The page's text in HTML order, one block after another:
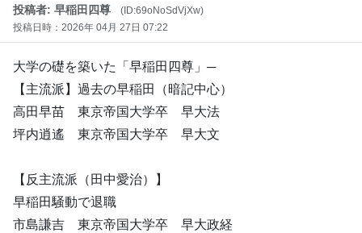
投稿者: 早稲田四尊
(ID:69oNoSdVjXw)
投稿日時：2026年 04月 27日 07:22
大学の礎を築いた「早稲田四尊」─
【主流派】過去の早稲田（暗記中心）
高田早苗 東京帝国大学卒 早大法
坪内逍遙 東京帝国大学卒 早大文
【反主流派（田中愛治）】
早稲田騒動で退職
市島謙吉 東京帝国大学卒 早大政経